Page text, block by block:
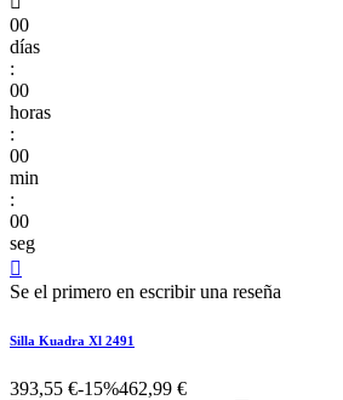
00
días
:
00
horas
:
00
min
:
00
seg

Se el primero en escribir una reseña
Silla Kuadra Xl 2491
393,55 €-15%462,99 €